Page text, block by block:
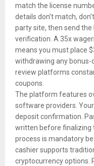
match the license
details don’t match,
party site, then send
verification. A 35x
means you must place
withdrawing any bonus-
review platforms
coupons.
The platform features
software providers.
deposit confirmation.
written before finalizing
process is mandatory
cashier supports
cryptocurrency options.